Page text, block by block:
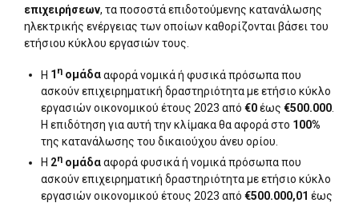
επιχειρήσεων, τα ποσοστά επιδοτούμενης κατανάλωσης
ηλεκτρικής ενέργειας των οποίων καθορίζονται βάσει του
ετήσιου κύκλου εργασιών τους.
Η 1 η ομάδααφορά νομικά ή φυσικά πρόσωπα που
ασκούν επιχειρηματική δραστηριότητα με ετήσιο κύκλο
εργασιών οικονομικού έτους 2023 από €0έως €500.000
Η επιδότηση για αυτή την κλίμακα θα αφορά στο 100%
της κατανάλωσης του δικαιούχου άνευ ορίου.
Η 2η ομάδααφορά φυσικά ή νομικά πρόσωπα που
ασκούν επιχειρηματική δραστηριότητα με ετήσιο κύκλο
εργασιών οικονομικού έτους 2023 από €500.000,01 έως